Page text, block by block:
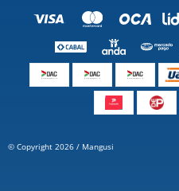
© Copyright 2026 / Mangusi